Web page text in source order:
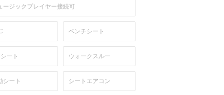
ージックプレイヤー接続可
ベンチシート
ート ウォークスルー
シート シートエアコン